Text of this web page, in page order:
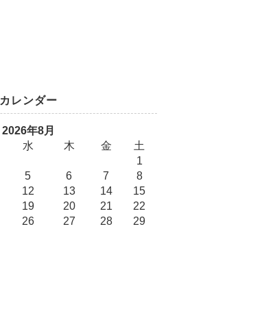
カレンダー
2026年8月
水 木 金
土
1
5 6 7
8
12 13 14
15
19 20 21
22
26 27 28
29